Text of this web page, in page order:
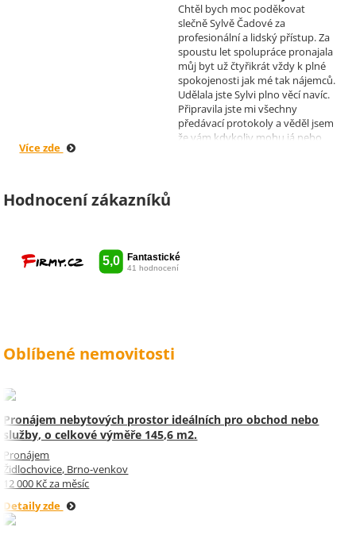
Brno
Čadová
Chtěl bych moc poděkovat
slečně Sylvě Čadové za
profesionální a lidský přístup. Za
spoustu let spolupráce pronajala
můj byt už čtyřikrát vždy k plné
spokojenosti jak mé tak nájemců.
Udělala jste Sylvi plno věcí navíc.
Připravila jste mi všechny
předávací protokoly a věděl jsem
že vám kdykoliv mohu já nebo
Více zde
Hodnocení zákazníků
Oblíbené nemovitosti
Pronájem nebytových prostor ideálních pro obchod nebo
služby, o celkové výměře 145,6 m2.
Pronájem
Židlochovice, Brno-venkov
12 000 Kč za měsíc
Detaily zde